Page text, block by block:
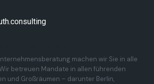
machen wir Sie in alle
betreuen Mandate in allen führenden
und Großräumen – darunter Berlin,